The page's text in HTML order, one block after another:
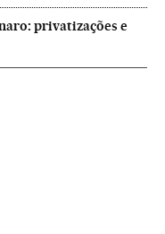
privatizações e